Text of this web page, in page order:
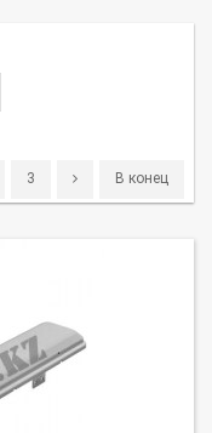
3 В конец